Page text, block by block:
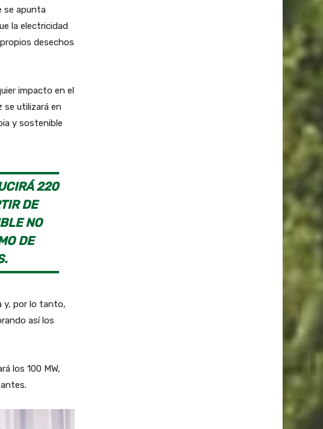
se apunta
la electricidad
desechos
impacto en el
se utilizará en
y sostenible
220
DE
NO
DE
y, por lo tanto,
así los
los 100 MW,